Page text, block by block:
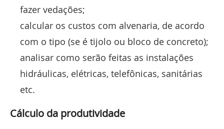
fazer vedações;
calcular os custos com alvenaria, de acordo
com o tipo (se é tijolo ou bloco de concreto);
analisar como serão feitas as instalações
hidráulicas, elétricas, telefônicas, sanitárias
etc.
Cálculo da produtividade